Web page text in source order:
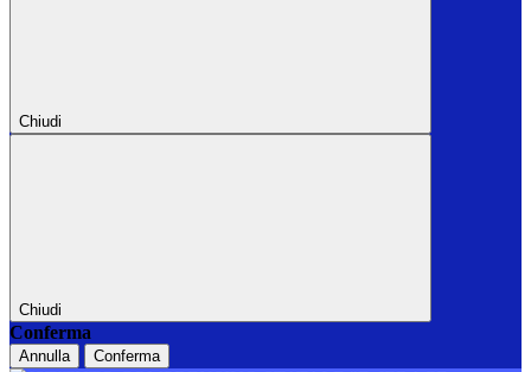
Chiudi
Chiudi
Conferma
Annulla Conferma